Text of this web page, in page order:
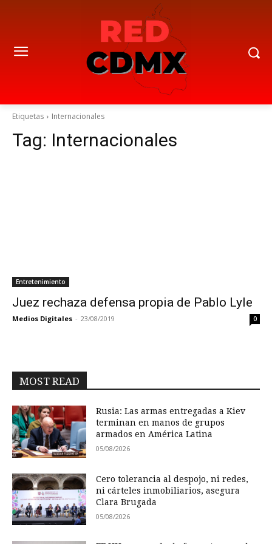
Etiquetas Internacionales
Tag: Internacionales
Entretenimiento
Juez rechaza defensa propia de Pablo Lyle
Medios Digitales - 23/08/2019 0
MOST READ
Rusia: Las armas entregadas a Kiev
terminan en manos de grupos
armados en América Latina
05/08/2026
Cero tolerancia al despojo, ni redes,
ni cárteles inmobiliarios, asegura
Clara Brugada
05/08/2026